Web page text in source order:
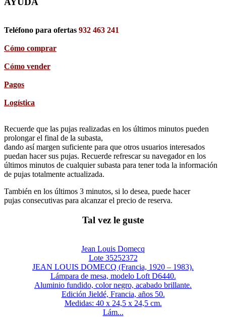
Teléfono para ofertas 932 463 241
Cómo comprar
Cómo vender
Pagos
Logística
Recuerde que las pujas realizadas en los últimos minutos pueden
prolongar el final de la subasta,
dando así margen suficiente para que otros usuarios interesados
puedan hacer sus pujas. Recuerde refrescar su navegador en los
últimos minutos de cualquier subasta para tener toda la información
de pujas totalmente actualizada.
También en los últimos 3 minutos, si lo desea, puede hacer
pujas consecutivas para alcanzar el precio de reserva.
Tal vez le guste
Jean Louis Domecq
Lote 35252372
JEAN LOUIS DOMECQ (Francia, 1920 – 1983).
Lámpara de mesa, modelo Loft D6440.
Aluminio fundido, color negro, acabado brillante.
Edición Jieldé, Francia, años 50.
Medidas: 40 x 24,5 x 24,5 cm.
Lám...